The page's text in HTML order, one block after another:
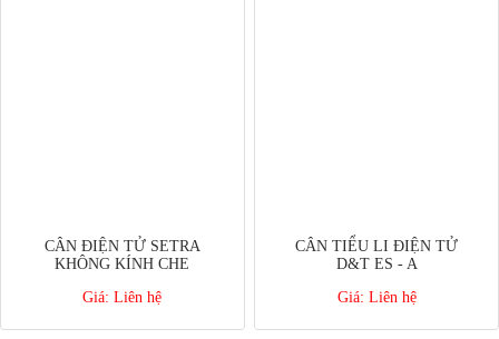
CÂN ĐIỆN TỬ SETRA
KHÔNG KÍNH CHE
Giá: Liên hệ
CÂN TIỂU LI ĐIỆN TỬ
D&T ES - A
Giá: Liên hệ